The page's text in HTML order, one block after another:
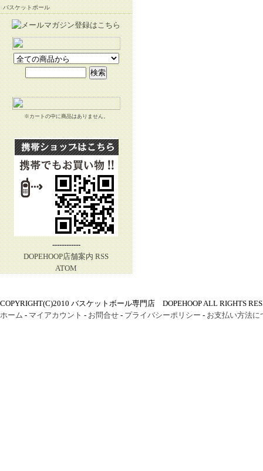
バスケットボール
※カートの中に商品はありません。
------------
DOPEHOOP店舗案内 RSS
ATOM
COPYRIGHT(C)2010 バスケットボール専門店 DOPEHOOP ALL RIGHTS
ホーム - マイアカウント - お問合せ - プライバシーポリシー - お支払い方法に